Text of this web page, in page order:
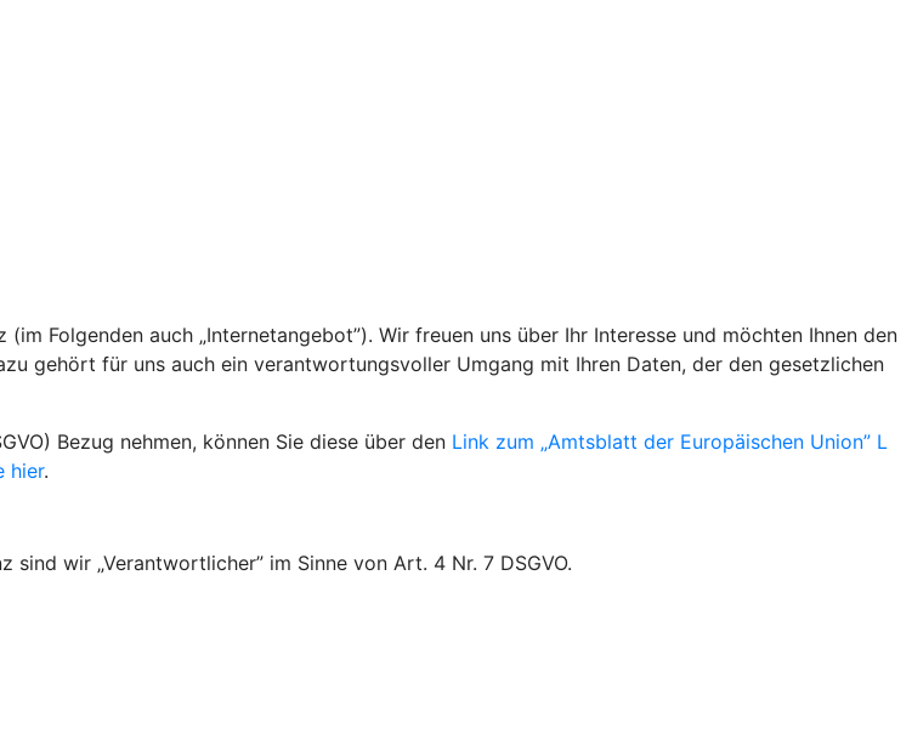
Folgenden auch „Internetangebot”). Wir freuen uns über Ihr Interesse und möchten Ihnen den
gehört für uns auch ein verantwortungsvoller Umgang mit Ihren Daten, der den gesetzlichen
Bezug nehmen, können Sie diese über den Link zum „Amtsblatt der Europäischen Union” L
hier.
wir „Verantwortlicher” im Sinne von Art. 4 Nr. 7 DSGVO.